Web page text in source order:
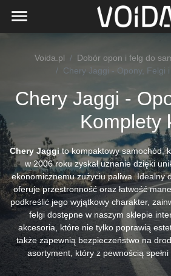
Voida.pl Dobór opon i felg do
Chery Jaggi - Opony, Felgi i
Chery Jaggi -
Komplety
Chery Jaggito kompaktowy samochód,
w 2006 roku zyskał uznanie dzięki
ekonomicznemu zużyciu paliwa. Idealny
oferuje przestronność oraz łatwość
podkreślić jego wyjątkowy charakter,
felgi dostępne w naszym sklepie
akcesoria, które nie tylko poprawią
także zapewnią bezpieczeństwo na
asortyment, który z pewnością spełni